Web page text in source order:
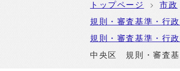
トップページ 市政
規則・審査基準・行
規則・審査基準・行
中央区 規則・審査基